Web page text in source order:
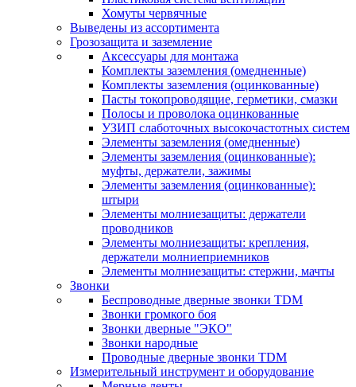
Хомуты червячные
Выведены из ассортимента
Грозозащита и заземление
Аксессуары для монтажа
Комплекты заземления (омедненные)
Комплекты заземления (оцинкованные)
Пасты токопроводящие, герметики, смазки
Полосы и проволока оцинкованные
УЗИП слаботочных высокочастотных систем
Элементы заземления (омедненные)
Элементы заземления (оцинкованные):
муфты, держатели, зажимы
Элементы заземления (оцинкованные):
штыри
Элементы молниезащиты: держатели
проводников
Элементы молниезащиты: крепления,
держатели молниеприемников
Элементы молниезащиты: стержни, мачты
Звонки
Беспроводные дверные звонки TDM
Звонки громкого боя
Звонки дверные "ЭКО"
Звонки народные
Проводные дверные звонки TDM
Измерительный инструмент и оборудование